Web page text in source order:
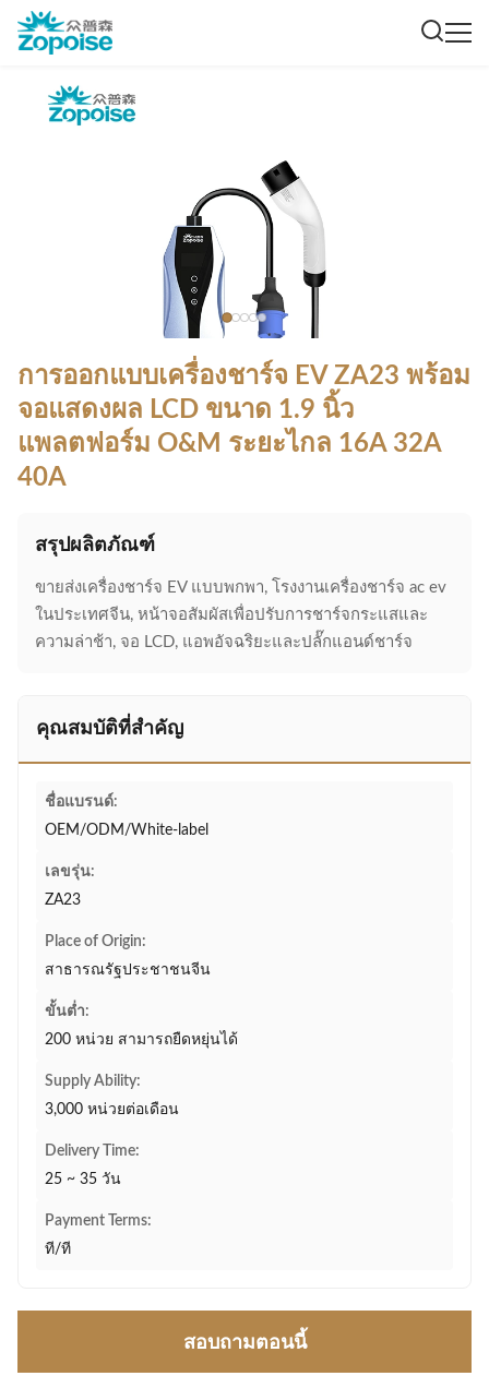
การออกแบบเครื่องชาร์จ EV ZA23 พร้อม
จอแสดงผล LCD ขนาด 1.9 นิ้ว
แพลตฟอร์ม O&M ระยะไกล 16A 32A
40A
สรุปผลิตภัณฑ์
ขายส่งเครื่องชาร์จ EV แบบพกพา, โรงงานเครื่องชาร์จ ac ev
ในประเทศจีน, หน้าจอสัมผัสเพื่อปรับการชาร์จกระแสและ
ความล่าช้า, จอ LCD, แอพอัจฉริยะและปลั๊กแอนด์ชาร์จ
คุณสมบัติที่สำคัญ
ชื่อแบรนด์:
OEM/ODM/White-label
เลขรุ่น:
ZA23
Place of Origin:
สาธารณรัฐประชาชนจีน
ขั้นต่ำ:
200 หน่วย สามารถยืดหยุ่นได้
Supply Ability:
3,000 หน่วยต่อเดือน
Delivery Time:
25 ~ 35 วัน
Payment Terms:
ที/ที
สอบถามตอนนี้